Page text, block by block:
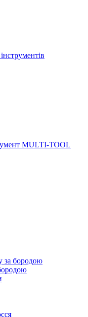
MULTI-TOOL
за бородою